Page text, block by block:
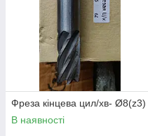
Фреза кінцева цил/хв- Ø8(z3)
В наявності